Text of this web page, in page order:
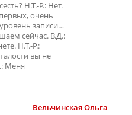
Н.Т.-Р.: Нет.
очень
записи…
сейчас. В.Д.:
Н.Т.-Р.:
вы не
Меня
ВельчинскаяОльга